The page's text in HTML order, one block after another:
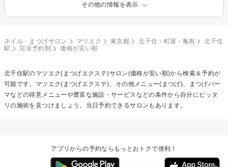
その他の情報を表示
ネイル・まつげサロン マツエク 東京都 北千住・町屋・亀有
北千住
駅
完全予約制 価格が安い順
北千住駅のマツエク(まつげエクステ)サロン(価格が安い順)から検索＆予約が
可能です。マツエク(まつげエクステ)、その他メニュー(まつげ)、まつげパー
マなどの得意メニューや豊富な施設・サービスなどの条件から自分にピッタ
リの施術を見つけましょう。当日予約できるサロンもあります。
アプリからの予約ならもっとおトクで便利！